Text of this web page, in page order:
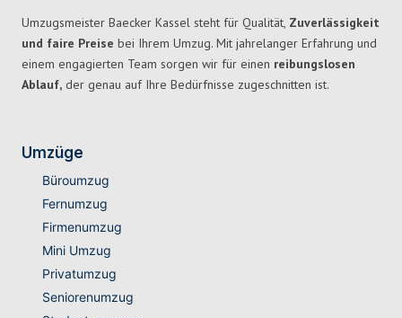
Umzugsmeister Baecker Kassel steht für Qualität, Zuverlässigkeit
und faire Preise bei Ihrem Umzug. Mit jahrelanger Erfahrung und
einem engagierten Team sorgen wir für einen reibungslosen
Ablauf, der genau auf Ihre Bedürfnisse zugeschnitten ist.
Umzüge
Büroumzug
Fernumzug
Firmenumzug
Mini Umzug
Privatumzug
Seniorenumzug